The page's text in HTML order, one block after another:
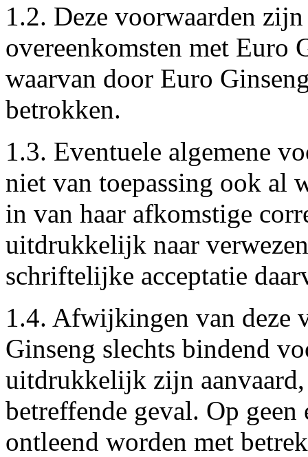
1.2. Deze voorwaarden
overeenkomsten met Euro
waarvan door Euro
betrokken.
1.3. Eventuele algemene
niet van toepassing ook al
in van haar afkomstige
uitdrukkelijk naar
schriftelijke acceptatie
1.4. Afwijkingen van deze
Ginseng slechts bindend
uitdrukkelijk zijn
betreffende geval. Op
ontleend worden met